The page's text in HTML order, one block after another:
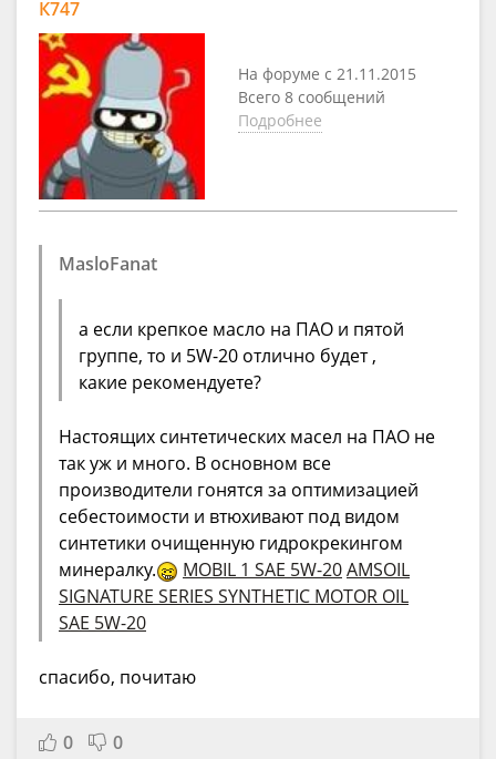
К747
На форуме с 21.11.2015
Всего 8 сообщений
Подробнее
MasloFanat
а если крепкое масло на ПАО и пятой
группе, то и 5W-20 отлично будет ,
какие рекомендуете?
Настоящих синтетических масел на ПАО не
так уж и много. В основном все
производители гонятся за оптимизацией
себестоимости и втюхивают под видом
синтетики очищенную гидрокрекингом
минералку.
MOBIL 1 SAE 5W-20AMSOIL
SIGNATURE SERIES SYNTHETIC MOTOR OIL
SAE 5W-20
спасибо, почитаю
0 0